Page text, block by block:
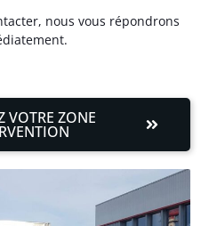
nous vous répondrons
VOTRE ZONE